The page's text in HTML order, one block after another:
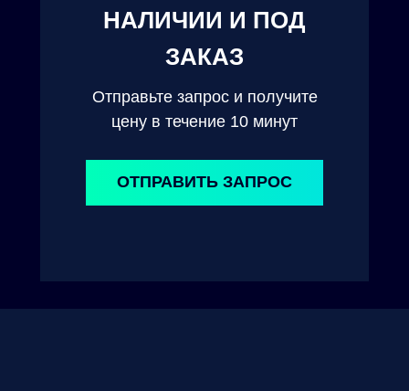
ОТПРАВИТЬ ЗАПРОС
НАЛИЧИИ И ПОД
ЗАКАЗ
Отправьте запрос и получите
цену в течение 10 минут